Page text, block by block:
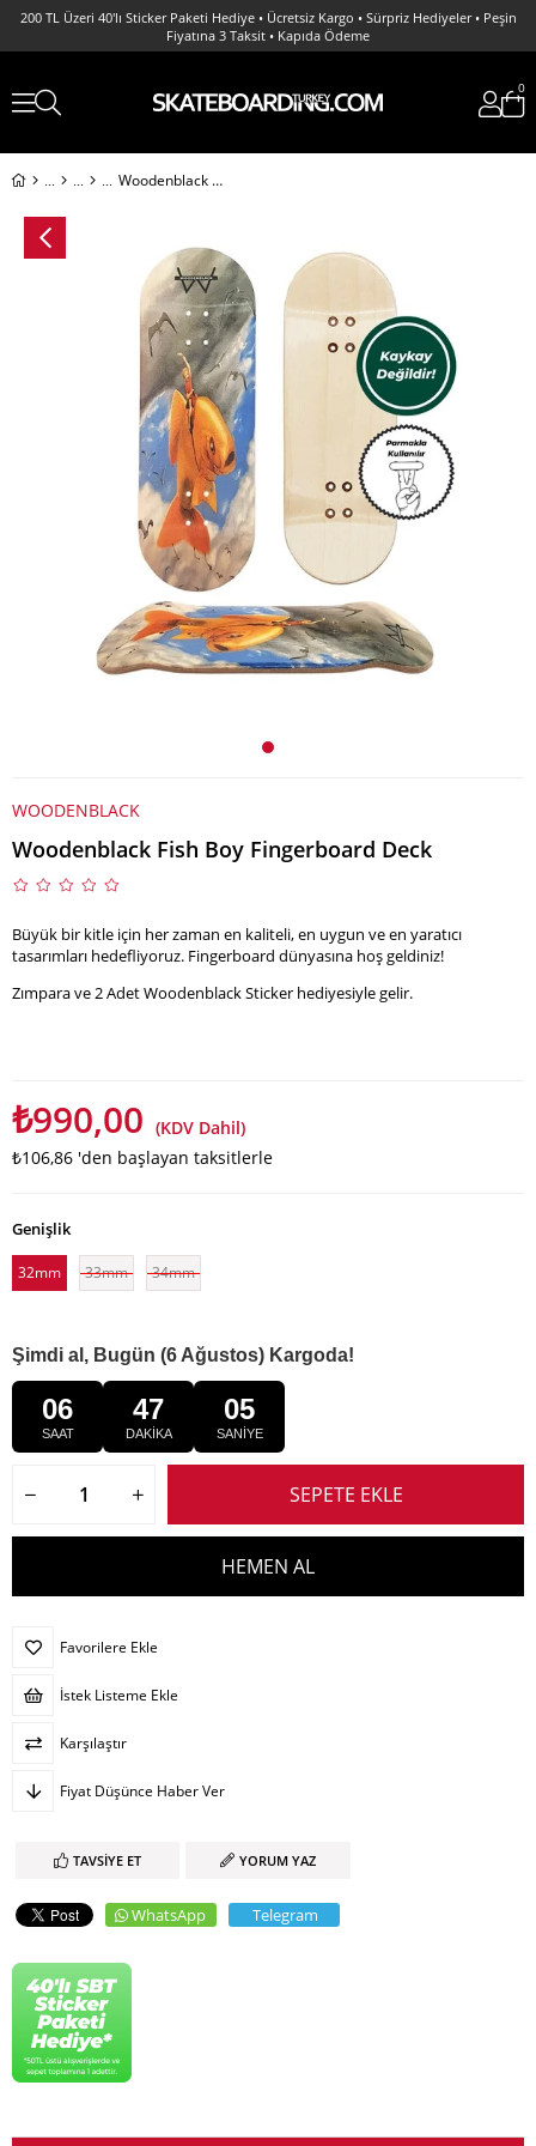
200 TL Üzeri 40'lı Sticker Paketi Hediye • Ücretsiz Kargo • Sürpriz Hediyeler • Peşin
Fiyatına 3 Taksit • Kapıda Ödeme
0
Woodenblack Fish Boy Fingerboard Deck
WOODENBLACK
Woodenblack Fish Boy Fingerboard Deck
Büyük bir kitle için her zaman en kaliteli, en uygun ve en yaratıcı
tasarımları hedefliyoruz. Fingerboard dünyasına hoş geldiniz!
Zımpara ve 2 Adet Woodenblack Sticker hediyesiyle gelir.
₺990,00 (KDV Dahil)
₺106,86 'den başlayan taksitlerle
Genişlik
32mm 33mm 34mm
Şimdi al, Bugün (6 Ağustos) Kargoda!
06
SAAT
47
DAKİKA
05
SANİYE
Favorilere Ekle
İstek Listeme Ekle
Karşılaştır
Fiyat Düşünce Haber Ver
TAVSIYE ET YORUM YAZ
WhatsApp Telegram